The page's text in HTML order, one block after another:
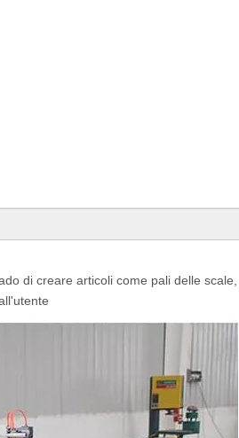
di creare articoli come pali delle